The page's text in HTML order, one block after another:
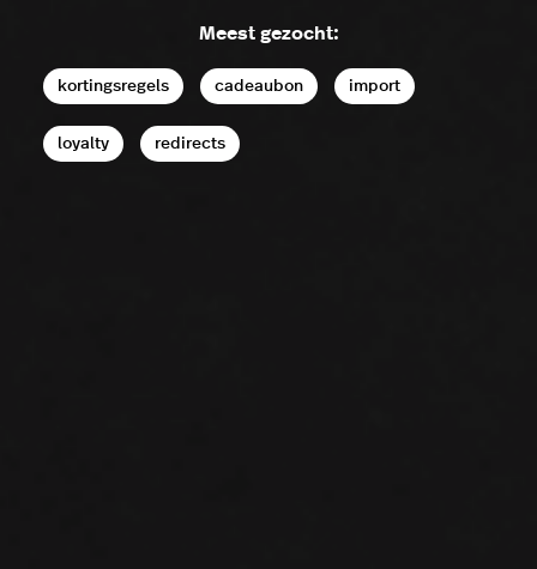
Meest gezocht:
kortingsregels cadeaubon import
loyalty redirects